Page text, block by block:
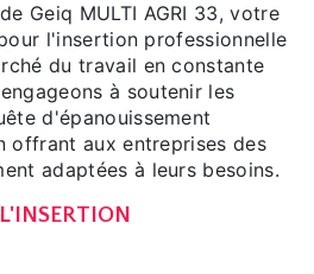
Geiq MULTI AGRI 33, votre
l'insertion professionnelle
du travail en constante
à soutenir les
d'épanouissement
offrant aux entreprises des
adaptées à leurs besoins.